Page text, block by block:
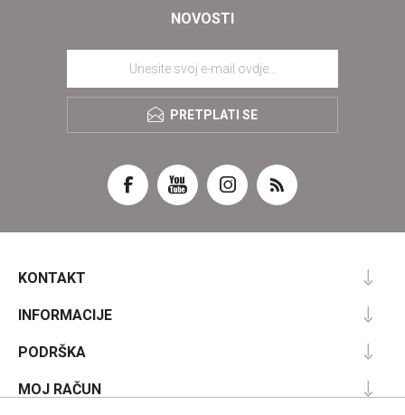
NOVOSTI
PRETPLATI SE
KONTAKT
INFORMACIJE
PODRŠKA
MOJ RAČUN